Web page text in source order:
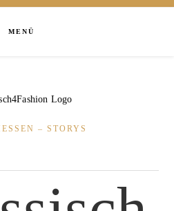
MENÜ
– STORYS